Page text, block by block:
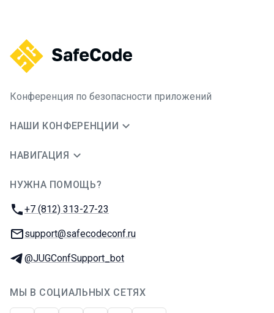
Конференция по безопасности приложений
НАШИ КОНФЕРЕНЦИИ
НАВИГАЦИЯ
НУЖНА ПОМОЩЬ?
Телефон:
+7 (812) 313-27-23
E-mail:
support@safecodeconf.ru
Телеграм:
@JUGConfSupport_bot
МЫ В СОЦИАЛЬНЫХ СЕТЯХ